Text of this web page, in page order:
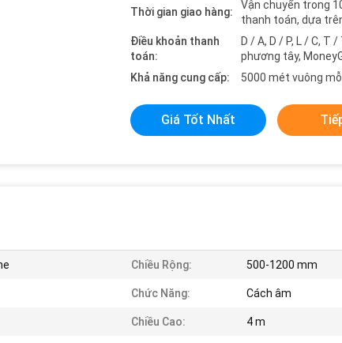
Thời gian giao hàng:
Vận chuyển trong
thanh toán, dựa
Điều khoản thanh
toán:
D / A, D / P, L / C, T
phương tây,
Khả năng cung cấp:
5000 mét vuông
Giá Tốt Nhất
Chiều Rộng: 500-1200 mm
Chức Năng: Cách âm
Chiều Cao: 4 m